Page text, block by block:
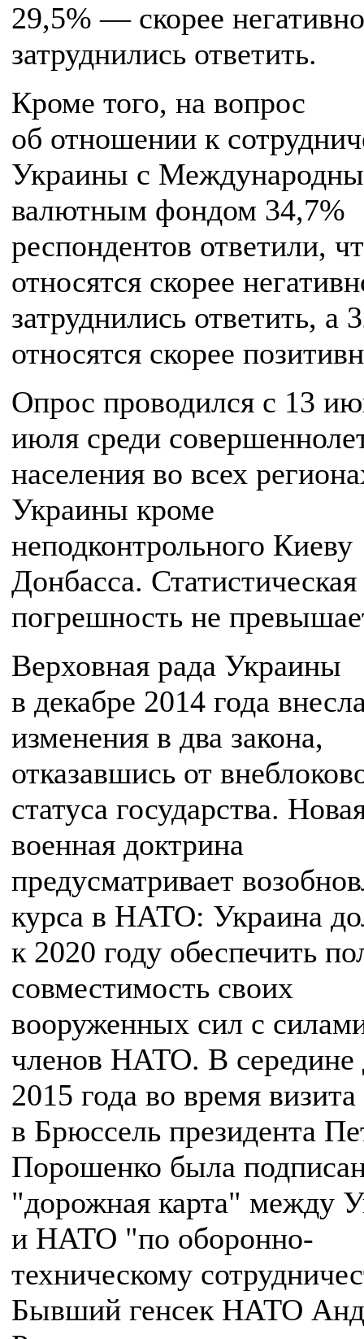
29,5% — скорее
затруднились ответить.
Кроме того, на вопрос
об отношении к
Украины с
валютным фондом 34,7%
респондентов ответили,
относятся скорее
затруднились ответить, а
относятся скорее
Опрос проводился с 13
июля среди
населения во всех
Украины кроме
неподконтрольного Киеву
Донбасса. Статистическая
погрешность не
Верховная рада Украины
в декабре 2014 года
изменения в два закона,
отказавшись от
статуса государства.
военная доктрина
предусматривает
курса в НАТО: Украина
к 2020 году обеспечить
совместимость своих
вооруженных сил с
членов НАТО. В середине
2015 года во время визита
в Брюссель президента
Порошенко была
"дорожная карта" между
и НАТО "по оборонно-
техническому
Бывший генсек НАТО